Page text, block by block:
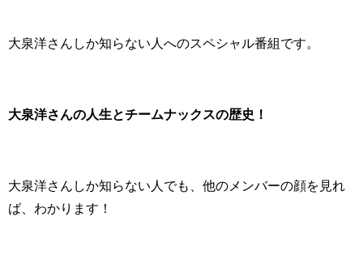
大泉洋さんしか知らない人へのスペシャル番組です。
大泉洋さんの人生とチームナックスの歴史！
大泉洋さんしか知らない人でも、他のメンバーの顔を見れ
ば、わかります！